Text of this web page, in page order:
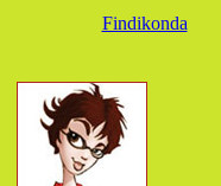
Findikonda